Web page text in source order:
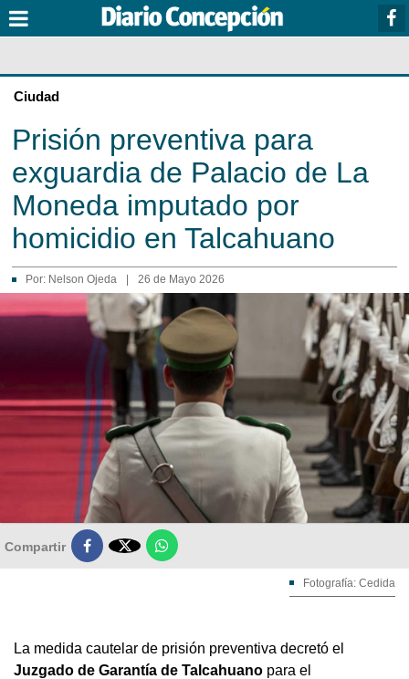
Ciudad
Prisión preventiva para
exguardia de Palacio de La
Moneda imputado por
homicidio en Talcahuano
Por: Nelson Ojeda 26 de Mayo 2026
Compartir 
Fotografía: Cedida
La medida cautelar de prisión preventiva decretó el
Juzgado de Garantía de Talcahuano para el